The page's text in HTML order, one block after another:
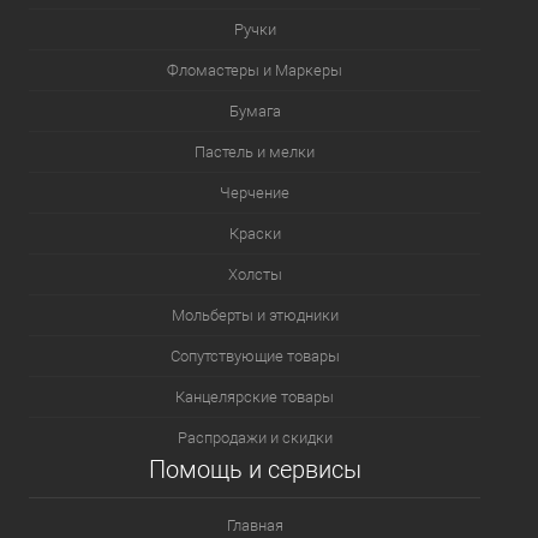
Ручки
Фломастеры и Маркеры
Бумага
Пастель и мелки
Черчение
Краски
Холсты
Мольберты и этюдники
Сопутствующие товары
Канцелярские товары
Распродажи и скидки
Помощь и сервисы
Главная